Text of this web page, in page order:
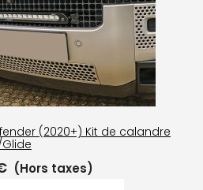
(2020+) Kit de calandre
(Hors taxes)